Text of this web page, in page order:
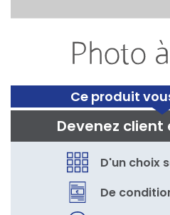
Ce produit
Devenez
D'un choix
De